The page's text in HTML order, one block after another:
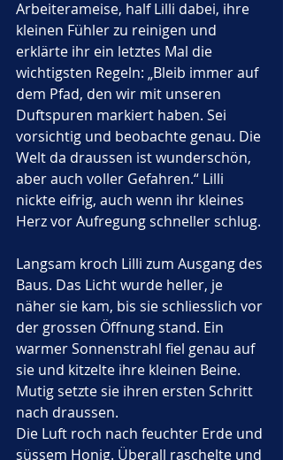
Arbeiterameise, half Lilli dabei, ihre
kleinen Fühler zu reinigen und
erklärte ihr ein letztes Mal die
wichtigsten Regeln: „Bleib immer auf
dem Pfad, den wir mit unseren
Duftspuren markiert haben. Sei
vorsichtig und beobachte genau. Die
Welt da draussen ist wunderschön,
aber auch voller Gefahren.“ Lilli
nickte eifrig, auch wenn ihr kleines
Herz vor Aufregung schneller schlug.
Langsam kroch Lilli zum Ausgang des
Baus. Das Licht wurde heller, je
näher sie kam, bis sie schliesslich vor
der grossen Öffnung stand. Ein
warmer Sonnenstrahl fiel genau auf
sie und kitzelte ihre kleinen Beine.
Mutig setzte sie ihren ersten Schritt
nach draussen.
Die Luft roch nach feuchter Erde und
süssem Honig. Überall raschelte und